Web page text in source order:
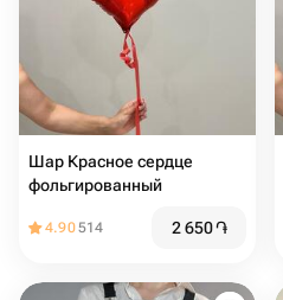
Шар Красное сердце
фольгированный
4.90514 2 650֏